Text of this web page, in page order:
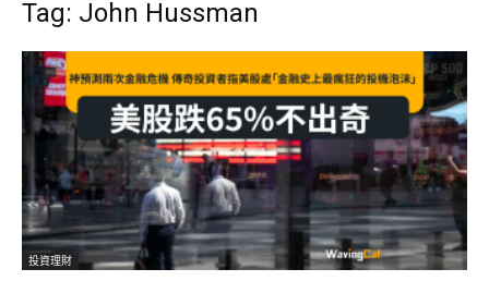
Tag: John Hussman
投資理財